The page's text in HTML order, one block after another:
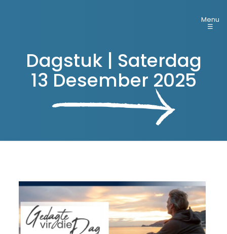
Menu
☰
Dagstuk | Saterdag
13 Desember 2025